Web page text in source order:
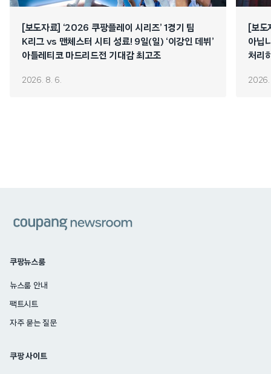
[보도자료] ‘2026 쿠팡플레이 시리즈’ 1경기 팀
K리그 vs 맨체스터 시티 성료! 9일(일) ‘이강인 데뷔’
아틀레티코 마드리드전 기대감 최고조
2026. 8. 6.
[보
아닙
처리
2026.
쿠팡뉴스룸
뉴스룸 안내
팩트시트
자주 묻는 질문
쿠팡 사이트